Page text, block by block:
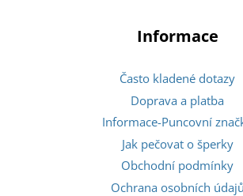
Informace
Často kladené dotazy
Doprava a platba
Informace-Puncovní
Jak pečovat o šperky
Obchodní podmínky
Ochrana osobních údajů